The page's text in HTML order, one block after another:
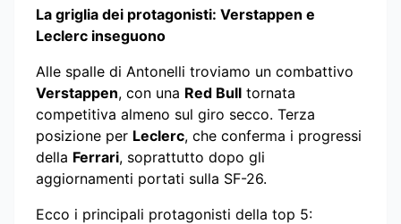
La griglia dei protagonisti: Verstappen e
Leclerc inseguono
Alle spalle di Antonelli troviamo un combattivo
Verstappen, con una Red Bull tornata
competitiva almeno sul giro secco. Terza
posizione per Leclerc, che conferma i progressi
della Ferrari, soprattutto dopo gli
aggiornamenti portati sulla SF-26.
Ecco i principali protagonisti della top 5: